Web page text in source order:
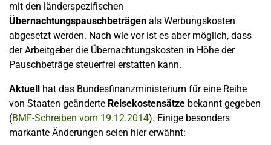
mit den länderspezifischen
Übernachtungspauschbeträgen als Werbungskosten
abgesetzt werden. Nach wie vor ist es aber möglich, dass
der Arbeitgeber die Übernachtungskosten in Höhe der
Pauschbeträge steuerfrei erstatten kann.
Aktuell hat das Bundesfinanzministerium für eine Reihe
von Staaten geänderte Reisekostensätze bekannt gegeben
(BMF-Schreiben vom 19.12.2014). Einige besonders
markante Änderungen seien hier erwähnt: